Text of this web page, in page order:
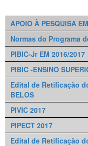
APOIO À PESQUISA
Normas do Programa
PIBIC-Jr EM 2016/2017
PIBIC -ENSINO
Edital de Retificação
BELOS
PIVIC 2017
PIPECT 2017
Edital de Retificação